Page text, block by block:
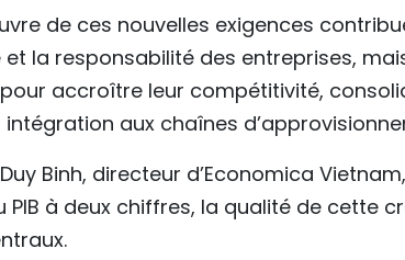
de ces nouvelles exigences
la responsabilité des entreprises,
accroître leur compétitivité,
aux chaînes
Duy Binh, directeur d’Economica
PIB à deux chiffres, la qualité de cette